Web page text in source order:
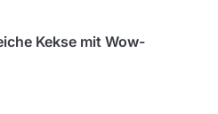
Kekse mit Wow-